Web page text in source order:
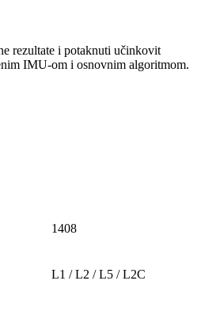
rezultate i potaknuti učinkovit
IMU-om i osnovnim algoritmom.
1408
L1 / L2 / L5 / L2C